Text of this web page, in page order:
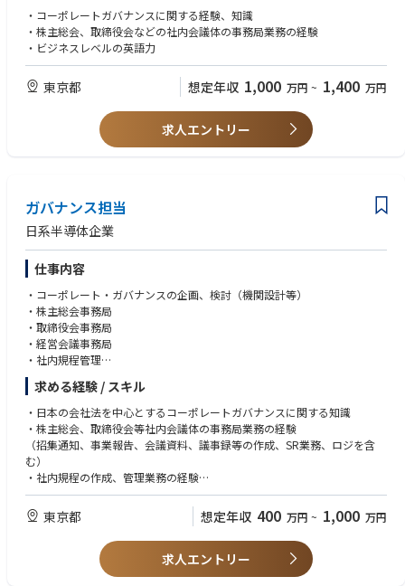
・コーポレートガバナンスに関する経験、知識
・株主総会、取締役会などの社内会議体の事務局業務の経験
・ビジネスレベルの英語力
東京都 想定年収 1,000 万円 ~ 1,400 万円
求人エントリー
ガバナンス担当
日系半導体企業
仕事内容
・コーポレート・ガバナンスの企画、検討（機関設計等）
・株主総会事務局
・取締役会事務局
・経営会議事務局
・社内規程管理
・その他コーポレートガバナンスに関連する業務
求める経験 / スキル
・日本の会社法を中心とするコーポレートガバナンスに関する知識
・株主総会、取締役会等社内会議体の事務局業務の経験
（招集通知、事業報告、会議資料、議事録等の作成、SR業務、ロジを含
む）
・社内規程の作成、管理業務の経験
・高いコミュニケーション力（社内外関係者との調整等）
ビジネスレベルの英語力（会議資料、議事録、社内規程等の英語版の作
成、海外の関係者とのEメール、会議等によるコミュニケーション）
東京都 想定年収 400 万円 ~ 1,000 万円
求人エントリー